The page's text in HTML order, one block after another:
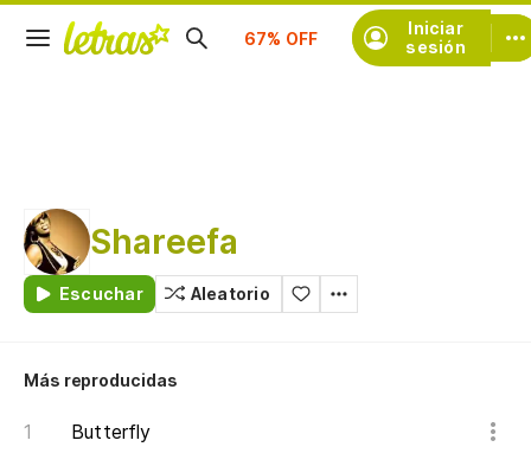
Iniciar
sesión
Suscríbete
Shareefa
Escuchar Aleatorio
Más reproducidas
Butterfly